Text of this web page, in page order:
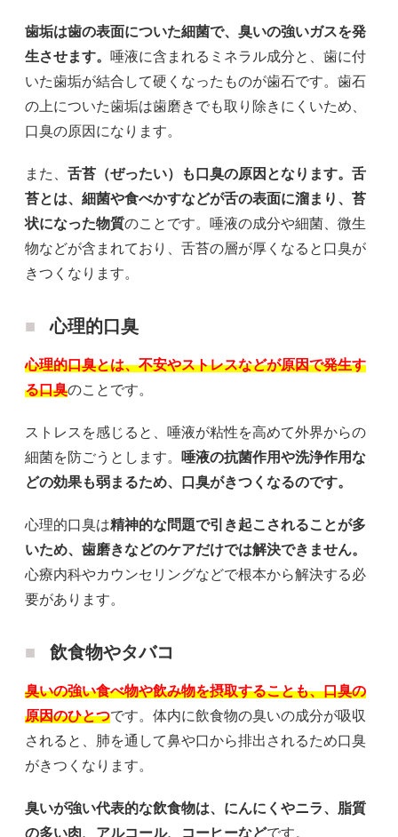
歯垢は歯の表面についた細菌で、臭いの強いガスを発
生させます。 唾液に含まれるミネラル成分と、歯に付
いた歯垢が結合して硬くなったものが歯石です。歯石
の上についた歯垢は歯磨きでも取り除きにくいため、
口臭の原因になります。
また、 舌苔（ぜったい）も口臭の原因となります。舌
苔とは、細菌や食べかすなどが舌の表面に溜まり、苔
状になった物質のことです。唾液の成分や細菌、微生
物などが含まれており、舌苔の層が厚くなると口臭が
きつくなります。
心理的口臭
心理的口臭とは、不安やストレスなどが原因で発生す
る口臭のことです。
ストレスを感じると、唾液が粘性を高めて外界からの
細菌を防ごうとします。
唾液の抗菌作用や洗浄作用な
どの効果も弱まるため、口臭がきつくなるのです。
心理的口臭は精神的な問題で引き起こされることが多
いため、歯磨きなどのケアだけでは解決できません。
心療内科やカウンセリングなどで根本から解決する必
要があります。
飲食物やタバコ
臭いの強い食べ物や飲み物を摂取することも、口臭の
原因のひとつです。体内に飲食物の臭いの成分が吸収
されると、肺を通して鼻や口から排出されるため口臭
がきつくなります。
臭いが強い代表的な飲食物は、にんにくやニラ、脂質
の多い肉、アルコール、コーヒーなどです。